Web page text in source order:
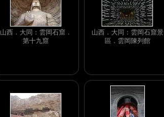
山西．大同：雲岡石窟．
第十九窟
山西．大同：雲岡石窟景
區．雲岡陳列館